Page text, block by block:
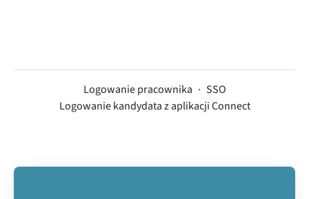
Logowanie pracownika · SSO
Logowanie kandydata z aplikacji Connect